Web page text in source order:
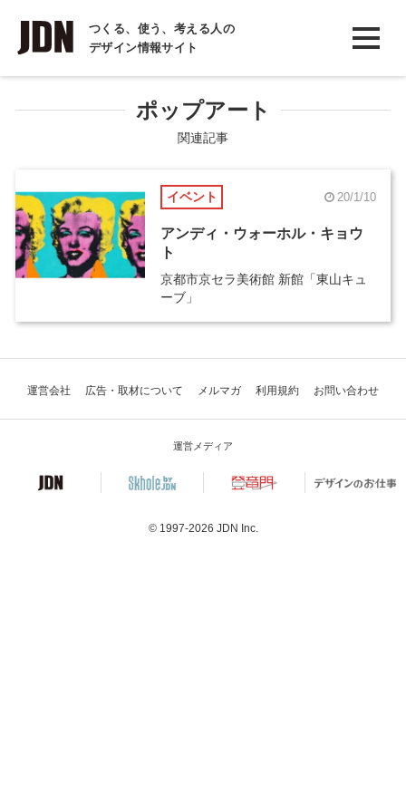
つくる、使う、考える人の
デザイン情報サイト
INTERVIEW
インタビュー
コラム
ポップアート
関連記事
イベント 20/1/10
アンディ・ウォーホル・キョウ
ト
京都市京セラ美術館 新館「東山キュ
ーブ」
運営会社 広告・取材について メルマガ 利用規約 お問い合わせ
運営メディア
© 1997-2026 JDN Inc.